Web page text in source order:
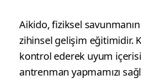
Aikido, fiziksel savunmanın
zihinsel gelişim eğitimidir.
kontrol ederek uyum
antrenman yapmamızı